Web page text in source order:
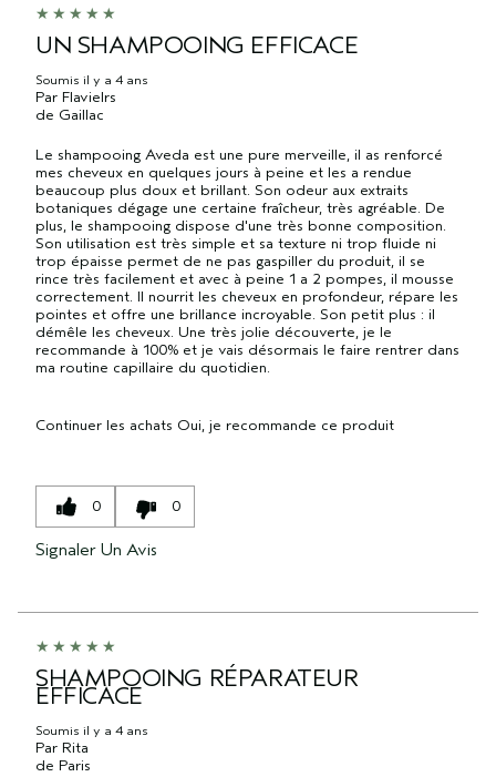
UN SHAMPOOING EFFICACE
Soumis il y a 4 ans
Par Flavielrs
de Gaillac
Le shampooing Aveda est une pure merveille, il as renforcé
mes cheveux en quelques jours à peine et les a rendue
beaucoup plus doux et brillant. Son odeur aux extraits
botaniques dégage une certaine fraîcheur, très agréable. De
plus, le shampooing dispose d'une très bonne composition.
Son utilisation est très simple et sa texture ni trop fluide ni
trop épaisse permet de ne pas gaspiller du produit, il se
rince très facilement et avec à peine 1 a 2 pompes, il mousse
correctement. Il nourrit les cheveux en profondeur, répare les
pointes et offre une brillance incroyable. Son petit plus : il
démêle les cheveux. Une très jolie découverte, je le
recommande à 100% et je vais désormais le faire rentrer dans
ma routine capillaire du quotidien.
Continuer les achats Oui, je recommande ce produit
0 0
Signaler Un Avis
SHAMPOOING RÉPARATEUR
EFFICACE
Soumis il y a 4 ans
Par Rita
de Paris